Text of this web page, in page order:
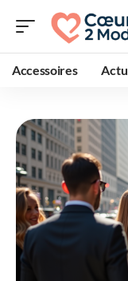
Accessoires Actu